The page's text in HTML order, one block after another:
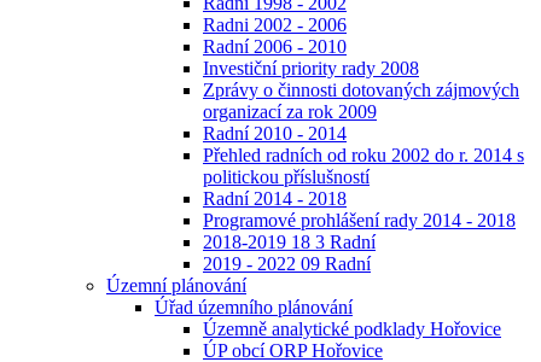
Radni 2002 - 2006
Radní 2006 - 2010
Investiční priority rady 2008
Zprávy o činnosti dotovaných zájmových
organizací za rok 2009
Radní 2010 - 2014
Přehled radních od roku 2002 do r. 2014 s
politickou příslušností
Radní 2014 - 2018
Programové prohlášení rady 2014 - 2018
2018-2019 18 3 Radní
2019 - 2022 09 Radní
Územní plánování
Úřad územního plánování
Územně analytické podklady Hořovice
ÚP obcí ORP Hořovice